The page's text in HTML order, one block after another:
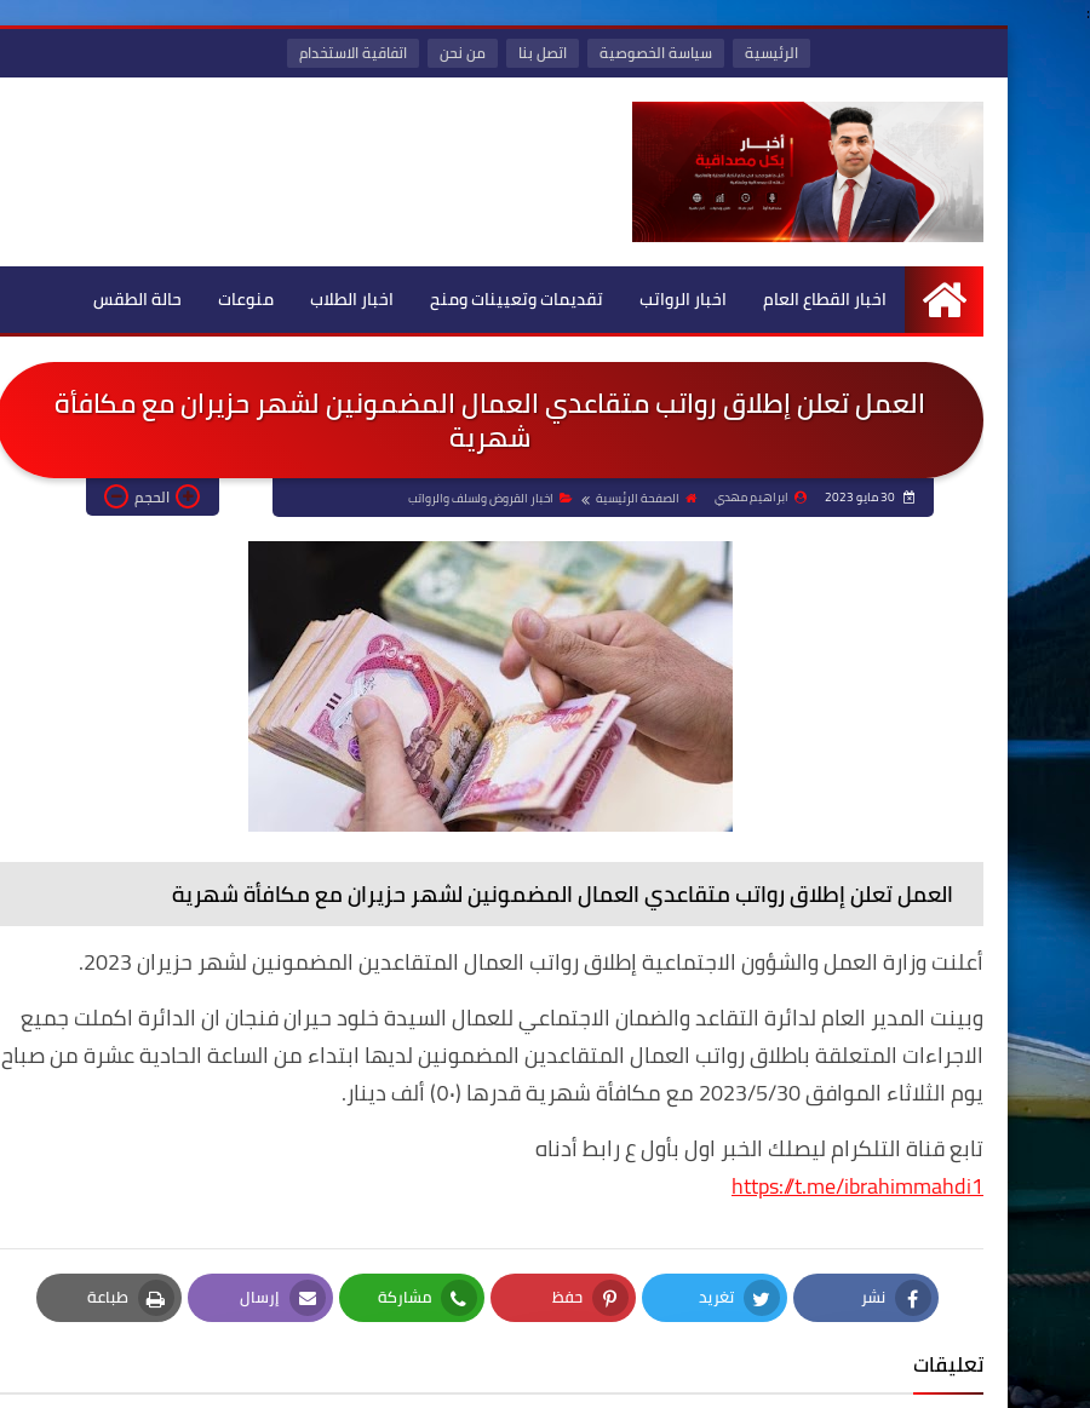
:
الرئيسية سياسة الخصوصية اتصل بنا من نحن اتفاقية الاستخدام
الرئيسية
اخبار القطاع العام اخبار الرواتب تقديمات وتعيينات ومنح اخبار الطلاب منوعات حالة الطقس
العمل تعلن إطلاق رواتب متقاعدي العمال المضمونين لشهر حزيران مع مكافأة
شهرية
ابراهيم مهدي الصفحة الرئيسية اخبار القروض ولسلف والرواتب الحجم
العمل تعلن إطلاق رواتب متقاعدي العمال المضمونين لشهر حزيران مع مكافأة شهرية
أعلنت وزارة العمل والشؤون الاجتماعية إطلاق رواتب العمال المتقاعدين المضمونين لشهر حزيران 2023.
وبينت المدير العام لدائرة التقاعد والضمان الاجتماعي للعمال السيدة خلود حيران فنجان ان الدائرة اكملت جميع
الاجراءات المتعلقة باطلاق رواتب العمال المتقاعدين المضمونين لديها ابتداء من الساعة الحادية عشرة من صباح
يوم الثلاثاء الموافق 2023/5/30 مع مكافأة شهرية قدرها (٥٠) ألف دينار.
تابع قناة التلكرام ليصلك الخبر اول بأول ع رابط أدناه
https://t.me/ibrahimmahdi1
نشر
Facebook
تغريد
Twitter
حفظ
Pinterest
مشاركة
Whatsapp
إرسال
Email
طباعة
Print
تعليقات